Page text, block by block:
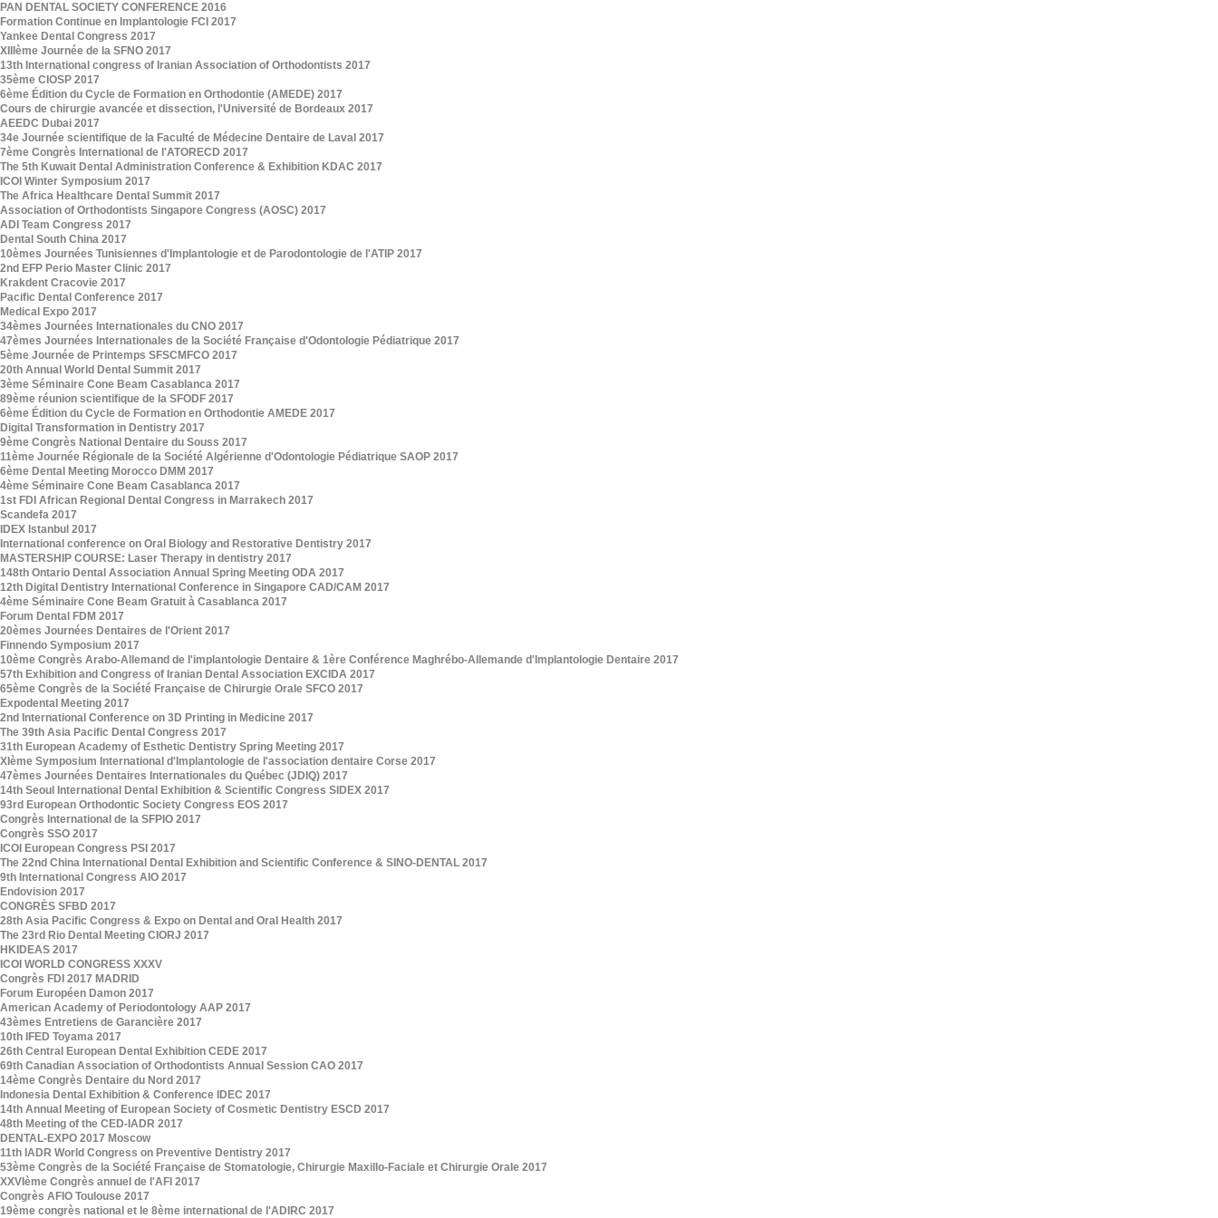
PAN DENTAL SOCIETY CONFERENCE 2016
Formation Continue en Implantologie FCI 2017
Yankee Dental Congress 2017
XIIIème Journée de la SFNO 2017
13th International congress of Iranian Association of Orthodontists 2017
35ème CIOSP 2017
6ème Édition du Cycle de Formation en Orthodontie (AMEDE) 2017
Cours de chirurgie avancée et dissection, l'Université de Bordeaux 2017
AEEDC Dubai 2017
34e Journée scientifique de la Faculté de Médecine Dentaire de Laval 2017
7ème Congrès International de l'ATORECD 2017
The 5th Kuwait Dental Administration Conference & Exhibition KDAC 2017
ICOI Winter Symposium 2017
The Africa Healthcare Dental Summit 2017
Association of Orthodontists Singapore Congress (AOSC) 2017
ADI Team Congress 2017
Dental South China 2017
10èmes Journées Tunisiennes d'Implantologie et de Parodontologie de l'ATIP 2017
2nd EFP Perio Master Clinic 2017
Krakdent Cracovie 2017
Pacific Dental Conference 2017
Medical Expo 2017
34èmes Journées Internationales du CNO 2017
47èmes Journées Internationales de la Société Française d'Odontologie Pédiatrique 2017
5ème Journée de Printemps SFSCMFCO 2017
20th Annual World Dental Summit 2017
3ème Séminaire Cone Beam Casablanca 2017
89ème réunion scientifique de la SFODF 2017
6ème Édition du Cycle de Formation en Orthodontie AMEDE 2017
Digital Transformation in Dentistry 2017
9ème Congrès National Dentaire du Souss 2017
11ème Journée Régionale de la Société Algérienne d'Odontologie Pédiatrique SAOP 2017
6ème Dental Meeting Morocco DMM 2017
4ème Séminaire Cone Beam Casablanca 2017
1st FDI African Regional Dental Congress in Marrakech 2017
Scandefa 2017
IDEX Istanbul 2017
International conference on Oral Biology and Restorative Dentistry 2017
MASTERSHIP COURSE: Laser Therapy in dentistry 2017
148th Ontario Dental Association Annual Spring Meeting ODA 2017
12th Digital Dentistry International Conference in Singapore CAD/CAM 2017
4ème Séminaire Cone Beam Gratuit à Casablanca 2017
Forum Dental FDM 2017
20èmes Journées Dentaires de l'Orient 2017
Finnendo Symposium 2017
10ème Congrès Arabo-Allemand de l'implantologie Dentaire & 1ère Conférence Maghrébo-Allemande d'Implantologie Dentaire 2017
57th Exhibition and Congress of Iranian Dental Association EXCIDA 2017
65ème Congrès de la Société Française de Chirurgie Orale SFCO 2017
Expodental Meeting 2017
2nd International Conference on 3D Printing in Medicine 2017
The 39th Asia Pacific Dental Congress 2017
31th European Academy of Esthetic Dentistry Spring Meeting 2017
XIème Symposium International d'Implantologie de l'association dentaire Corse 2017
47èmes Journées Dentaires Internationales du Québec (JDIQ) 2017
14th Seoul International Dental Exhibition & Scientific Congress SIDEX 2017
93rd European Orthodontic Society Congress EOS 2017
Congrès International de la SFPIO 2017
Congrès SSO 2017
ICOI European Congress PSI 2017
The 22nd China International Dental Exhibition and Scientific Conference & SINO-DENTAL 2017
9th International Congress AIO 2017
Endovision 2017
CONGRÈS SFBD 2017
28th Asia Pacific Congress & Expo on Dental and Oral Health 2017
The 23rd Rio Dental Meeting CIORJ 2017
HKIDEAS 2017
ICOI WORLD CONGRESS XXXV
Congrès FDI 2017 MADRID
Forum Européen Damon 2017
American Academy of Periodontology AAP 2017
43èmes Entretiens de Garancière 2017
10th IFED Toyama 2017
26th Central European Dental Exhibition CEDE 2017
69th Canadian Association of Orthodontists Annual Session CAO 2017
14ème Congrès Dentaire du Nord 2017
Indonesia Dental Exhibition & Conference IDEC 2017
14th Annual Meeting of European Society of Cosmetic Dentistry ESCD 2017
48th Meeting of the CED-IADR 2017
DENTAL-EXPO 2017 Moscow
11th IADR World Congress on Preventive Dentistry 2017
53ème Congrès de la Société Française de Stomatologie, Chirurgie Maxillo-Faciale et Chirurgie Orale 2017
XXVIème Congrès annuel de l'AFI 2017
Congrès AFIO Toulouse 2017
19ème congrès national et le 8ème international de l'ADIRC 2017